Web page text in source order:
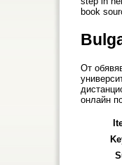
book
От
онлайн